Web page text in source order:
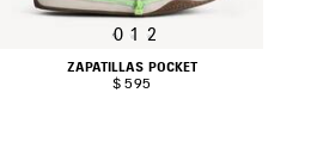
0 1 2
ZAPATILLAS POCKET
$ 595